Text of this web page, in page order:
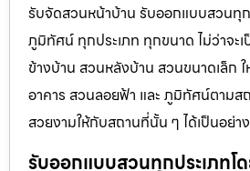
รับจัดสวนหน้าบ้าน รับออกแบบสวนทุ
ภูมิทัศน์ ทุกประเภท ทุกขนาด ไม่ว่าจะ
ข้างบ้าน สวนหลังบ้าน สวนขนาดเล็ก
อาคาร สวนลอยฟ้า และ ภูมิทัศน์ตามส
สวยงามให้กับสถานที่นั้น ๆ ได้เป็นอย่า
รับออกแบบสวนทุกประเภทโ